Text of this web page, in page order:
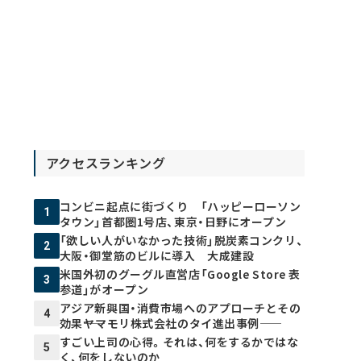
アクセスランキング
1
コンビニ起点に街づくり 「ハッピーローソン
タウン」首都圏1号店、東京・日野にオープン
2
「欲しい人がいなかった技術」脱炭素コンクリ、
大阪・御堂筋のビルに導入 大成建設
3
米国外初のグーグル直営店「Google Store 表
参道」がオープン
4
アジア新興国・消費市場へのアプローチとその
効果――ヤマモリ株式会社のタイ進出事例――
5
すごい上司の心得。それは、何をするかではな
く、何をしないのか